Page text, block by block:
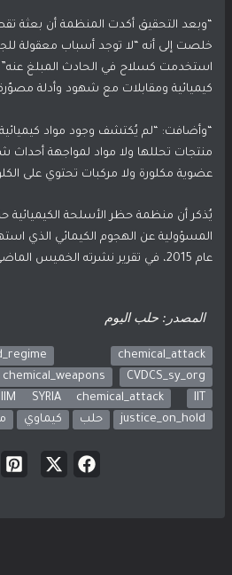
“وبعد التحقيق أكدت المنظمة أن بعثة
خلصت إلى أنه “لا توجد أسباب معقولة
استخدمت كسلاح في الحادث المبلغ
كيميائية ومقابلات مع شهود وأدلة
“وأضافت: “لم يُكتشف وجود مواد
منتجات تحللها ولا مواد لمواجهة أحداث
عضوية مكلورة ولا مركبات تحتوي على
يُذكر أن منظمة حظر الأسلحة الكيميائية
المسؤولية عن الهجوم الكيمائي الذي
عام 2015، في تقرير نشرته الخميس الماضي
المصدر:حلب اليوم
chemical_attack
chemical_weapons
CVDCS_sy_org
SYRIA chemical_attack
IIT
justice_on_hold
حلب كيماوي